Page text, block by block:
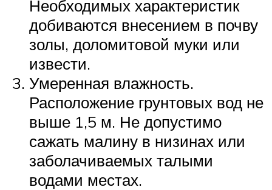
Необходимых характеристик
добиваются внесением в почву
золы, доломитовой муки или
извести.
Умеренная влажность.
Расположение грунтовых вод не
выше 1,5 м. Не допустимо
сажать малину в низинах или
заболачиваемых талыми
водами местах.